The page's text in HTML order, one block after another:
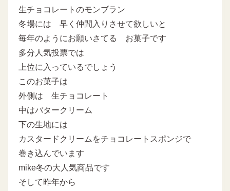
生チョコレートのモンブラン
冬場には 早く仲間入りさせて欲しいと
毎年のようにお願いさてる お菓子です
多分人気投票では
上位に入っているでしょう
このお菓子は
外側は 生チョコレート
中はバタークリーム
下の生地には
カスタードクリームをチョコレートスポンジで
巻き込んでいます
mike冬の大人気商品です
そして昨年から